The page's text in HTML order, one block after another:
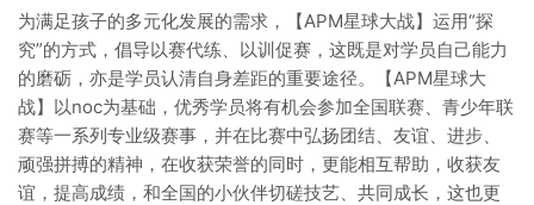
为满足孩子的多元化发展的需求，【APM星球大战】运用“探
究”的方式，倡导以赛代练、以训促赛，这既是对学员自己能力
的磨砺，亦是学员认清自身差距的重要途径。【APM星球大
战】以noc为基础，优秀学员将有机会参加全国联赛、青少年联
赛等一系列专业级赛事，并在比赛中弘扬团结、友谊、进步、
顽强拼搏的精神，在收获荣誉的同时，更能相互帮助，收获友
谊，提高成绩，和全国的小伙伴切磋技艺、共同成长，这也更